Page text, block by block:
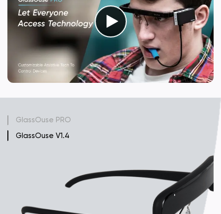
GlassOuse PRO
GlassOuse V1.4